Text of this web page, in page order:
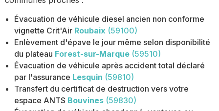
Évacuation de véhicule diesel ancien non conforme
vignette Crit'Air Roubaix (59100)
Enlèvement d'épave le jour même selon disponibilité
du plateau Forest-sur-Marque (59510)
Évacuation de véhicule après accident total déclaré
par l'assurance Lesquin (59810)
Transfert du certificat de destruction vers votre
espace ANTS Bouvines (59830)